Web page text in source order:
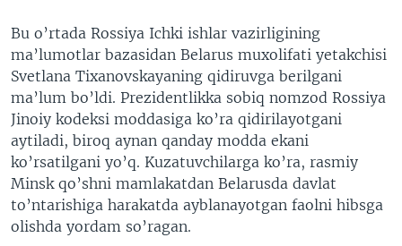
Bu o’rtada Rossiya Ichki ishlar vazirligining
ma’lumotlar bazasidan Belarus muxolifati yetakchisi
Svetlana Tixanovskayaning qidiruvga berilgani
ma’lum bo’ldi. Prezidentlikka sobiq nomzod Rossiya
Jinoiy kodeksi moddasiga ko’ra qidirilayotgani
aytiladi, biroq aynan qanday modda ekani
ko’rsatilgani yo’q. Kuzatuvchilarga ko’ra, rasmiy
Minsk qo’shni mamlakatdan Belarusda davlat
to’ntarishiga harakatda ayblanayotgan faolni hibsga
olishda yordam so’ragan.